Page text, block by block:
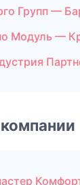
Групп —
Модуль —